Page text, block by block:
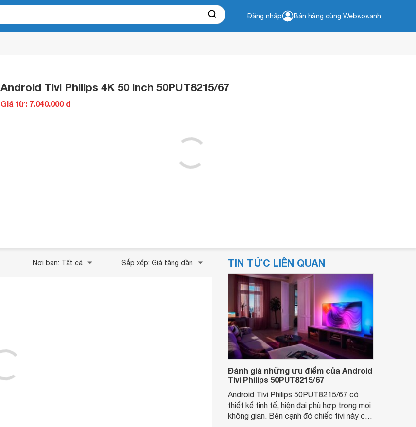
Đăng nhập Bán hàng cùng Websosanh
Android Tivi Philips 4K 50 inch 50PUT8215/67
Giá từ: 7.040.000 đ
Nơi bán: Tất cả Sắp xếp: Giá tăng dần TIN TỨC LIÊN QUAN
Đánh giá những ưu điểm của Android
Tivi Philips 50PUT8215/67
Android Tivi Philips 50PUT8215/67 có
thiết kế tinh tế, hiện đại phù hợp trong mọi
không gian. Bên cạnh đó chiếc tivi này còn